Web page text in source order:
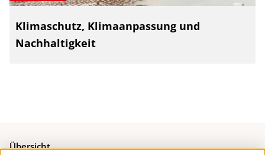
Klimaschutz, Klimaanpassung und
Nachhaltigkeit
Übersicht